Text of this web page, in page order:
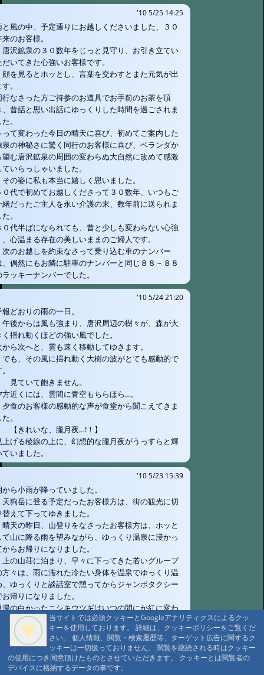
'10 5/25 14:25
と風の中、予定通りにお越しくださいました、３０
のお客様。
沢鉱泉の３０数年をじっと見守り、お引き立てい
だいてきた心強いお客様です。
を見るとホッとし、言葉を交わすとまた元気が出
。
行なさった方ご持参のお道具でお手前のお茶を頂
、昔話と思い出話にゆっくりした時間を過ごされま
。
って変わった今日の晴天に喜び、初めてご案内した
泉の神秘さに驚く同行のお客様に喜び、ベランダか
望む唐沢鉱泉の周囲の変わらぬ大自然に改めて感激
ていらっしゃいました。
の姿に私も本当に嬉しく思いました。
０代で初めてお越しくださって３０数年、いつもご
緒だったご主人を永い介護の末、数年前に送られま
。
０代半ばになられても、昔と少しも変わらない心強
、心温まる存在の美しいままのご婦人です。
のお越しを約束なさって乗り込む車のナンバー
、偶然にもお隣に駐車のナンバーと同じ８８－８８
ラッキーナンバーでした。
'10 5/24 21:20
報どおりの雨の一日。
後からは風も強まり、唐沢周辺の樹々が、森が大
く揺れ動くほどの強い風でした。
から次へと、雲も速く移動してゆきます。
も、その風に揺れ動く大樹の波がとても感動的で
ていて飽きません。
方近くには、雲間に青空もちらほら…。
食のお客様の感動的な声が食堂から聞こえてきま
。
きれいな、朧月夜…!！】
上げる稜線の上に、幻想的な朧月夜がうっすらと輝
いました。
'10 5/23 15:39
から小雨が降っていました。
狗岳に登る予定だったお客様方は、街の観光に切
替えて下ってゆきました。
天の昨日、山登りをなさったお客様方は、ホッと
て山に降る雨を望みながら、ゆっくり温泉に浸かっ
からお帰りになりました。
の山荘に泊まり、早々に下ってきた若いグループ
方々は、雨に濡れた冷たい身体を温泉でゆっくり温
、ゆっくりと談話室で憩ってからジャンボタクシー
お帰りになりました。
湯の白かったニシキウツギはいつの間にか紅に変わ
、裏庭のヤマザクラも雨の中頑張って咲き誇ってい
した。
の日曜日は日帰りで登る方も無く、市の駐車場も唐
の駐車場も静かな状態でした。
日、お泊り予定の山からのお客様、今頃どこの雨の
当サイトでは必須クッキーとGoogleアナリティクスによるクッ
キーを使用しております。 詳細は、クッキーポリシーをご覧くだ
さい。 個人情報、閲覧・検索履歴等、ターゲット広告に関するク
ッキーは一切扱っておりません。 閲覧を継続される時はクッキー
の使用につき同意頂けたものとさせていただきます。 クッキーとは閲覧者の
デバイスに格納するデータの事です。